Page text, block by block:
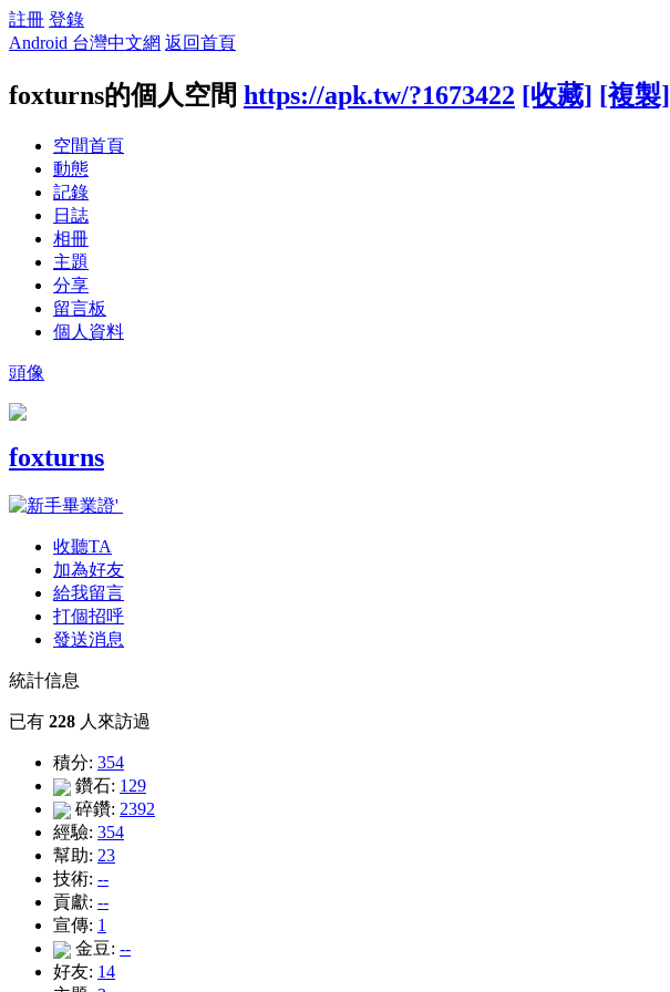
註冊 登錄
Android 台灣中文網 返回首頁
foxturns的個人空間 https://apk.tw/?1673422 [收藏] [複製]
空間首頁
動態
記錄
日誌
相冊
主題
分享
留言板
個人資料
頭像
foxturns
收聽TA
加為好友
給我留言
打個招呼
發送消息
統計信息
已有 228 人來訪過
積分: 354
鑽石: 129
碎鑽: 2392
經驗: 354
幫助: 23
技術: --
貢獻: --
宣傳: 1
金豆: --
好友: 14